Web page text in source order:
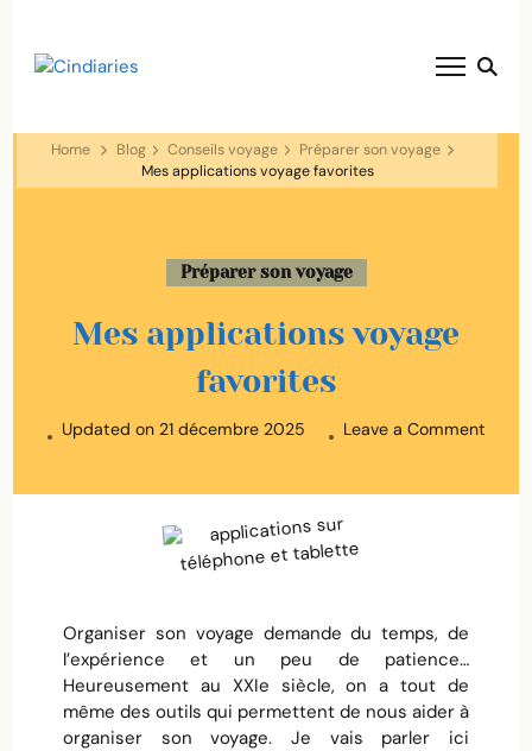
Home Blog Conseils voyage
Préparer son voyage
Mes applications voyage favorites
Préparer son voyage
Mes applications voyage
favorites
Updated on 21 décembre 2025 Leave a Commenton
Organiser son voyage demande du temps, de
l’expérience et un peu de patience…
Heureusement au XXIe siècle, on a tout de
même des outils qui permettent de nous aider à
organiser son voyage. Je vais parler ici